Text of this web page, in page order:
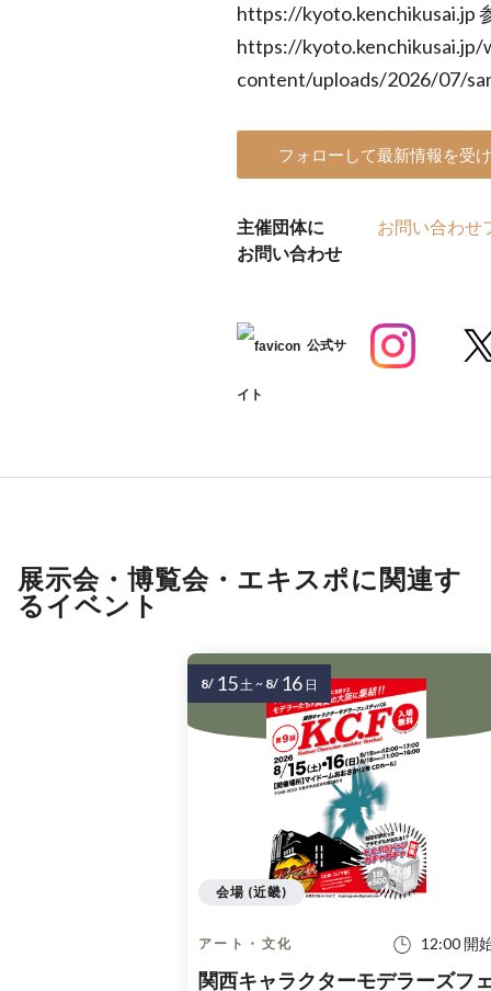
https://kyoto.kenchikusai.jp
https://kyoto.kenchikusai.jp/
content/uploads/2026/07/
フォローして最新情報を受
主催団体に
お問い合わせ
お問い合わせ
公式サ
イト
展示会・博覧会・エキスポに関連す
るイベント
アート・文化 12:00 開
関西キャラクターモデラーズフ
会場 (近畿)
8/ 15土~ 8/ 16 日